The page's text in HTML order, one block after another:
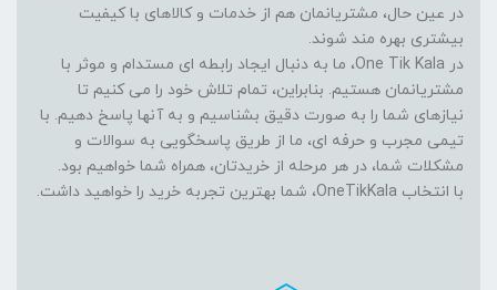
در عین حال، مشتریانمان هم از خدمات و کالاهای با کیفیت
بیشتری بهره مند شوند.
در One Tik Kala، ما به دنبال ایجاد رابطه ای مستدام و موثر با
مشتریانمان هستیم. بنابراین، تمام تلاش خود را می کنیم تا
نیازهای شما را به صورت دقیق بشناسیم و به آنها پاسخ دهیم. با
تیمی مجرب و حرفه ای، ما از طریق پاسخگویی به سوالات و
مشکلات شما، در هر مرحله از خریدتان، همراه شما خواهیم بود.
با انتخاب OneTikKala، شما بهترین تجربه خرید را خواهید داشت.